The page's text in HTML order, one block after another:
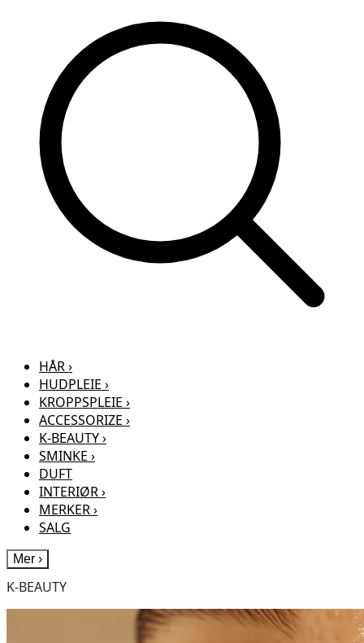
HÅR›
HUDPLEIE ›
KROPPSPLEIE ›
ACCESSORIZE ›
K-BEAUTY›
SMINKE ›
DUFT
INTERIØR›
MERKER›
SALG
Mer ›
K-BEAUTY